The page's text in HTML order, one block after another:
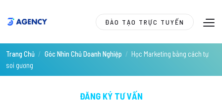
ĐÀO TẠO TRỰC TUYẾN
Trang Chủ / Góc Nhìn Chủ Doanh Nghiệp / Học Marketing bằng cách tự
soi gương
ĐĂNG KÝ TƯ VẤN